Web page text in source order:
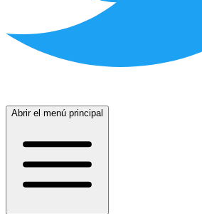
Abrir el menú principal